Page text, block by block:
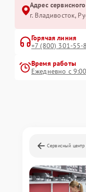
Адрес
г. Владивосток,
Горячая линия
+7 (800) 301-55-
Время работы
Ежедневно с
Сервисный